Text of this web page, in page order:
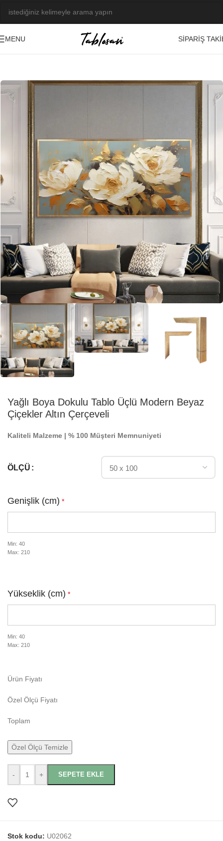
MENU
SIPARIŞ
-21%
Yağlı Boya Dokulu Tablo Üçlü Modern Beyaz
Çiçekler Altın Çerçeveli
Kaliteli Malzeme | % 100 Müşteri Memnuniyeti
ÖLÇÜ
Genişlik (cm) *
Min: 40
Max: 210
Yükseklik (cm) *
Min: 40
Max: 210
Ürün Fiyatı
Özel Ölçü Fiyatı
Toplam
Özel Ölçü Temizle
- + SEPETE EKLE
Stok kodu: U02062